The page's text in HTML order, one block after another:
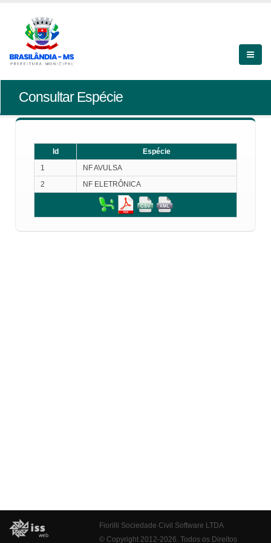
Consultar Espécie
Id
Espécie
1
NF AVULSA
2
NF ELETRÔNICA
Fiorilli Sociedade Civil Software LTDA
© Copyright 2012-2026. Todos os Direitos